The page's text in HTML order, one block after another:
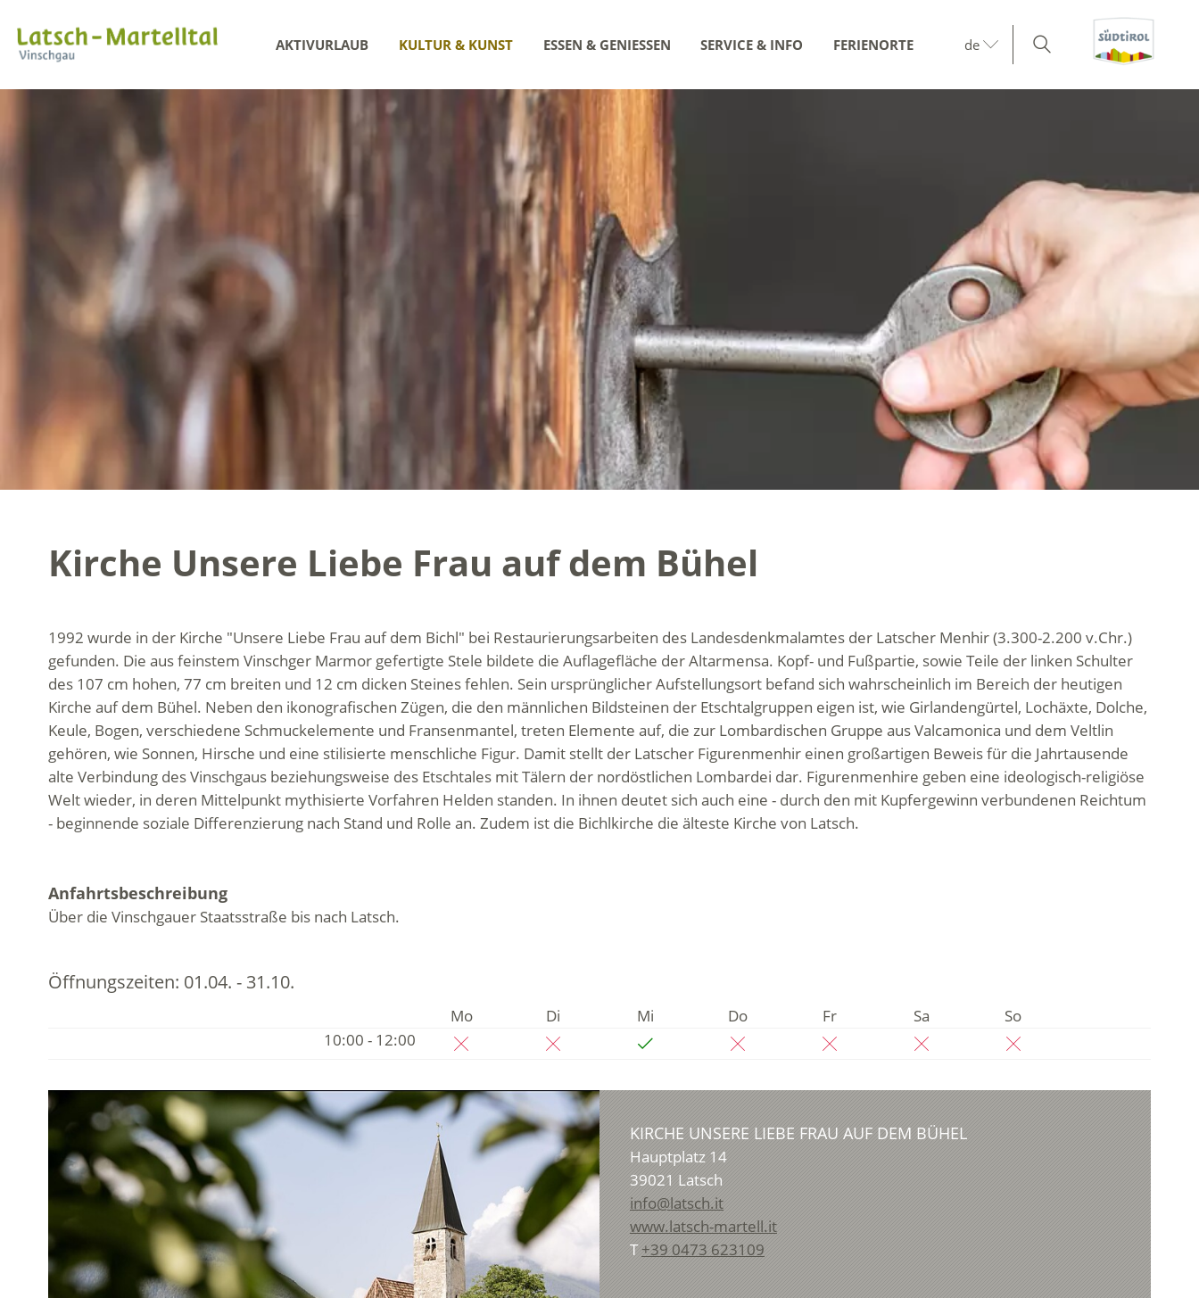
AKTIVURLAUB KULTUR & KUNST ESSEN & GENIESSEN SERVICE & INFO FERIENORTE de
Kirche Unsere Liebe Frau auf dem Bühel
1992 wurde in der Kirche "Unsere Liebe Frau auf dem Bichl" bei Restaurierungsarbeiten des Landesdenkmalamtes der Latscher Menhir (3.300-2.200 v.Chr.)
gefunden. Die aus feinstem Vinschger Marmor gefertigte Stele bildete die Auflagefläche der Altarmensa. Kopf- und Fußpartie, sowie Teile der linken Schulter
des 107 cm hohen, 77 cm breiten und 12 cm dicken Steines fehlen. Sein ursprünglicher Aufstellungsort befand sich wahrscheinlich im Bereich der heutigen
Kirche auf dem Bühel. Neben den ikonografischen Zügen, die den männlichen Bildsteinen der Etschtalgruppen eigen ist, wie Girlandengürtel, Lochäxte, Dolche,
Keule, Bogen, verschiedene Schmuckelemente und Fransenmantel, treten Elemente auf, die zur Lombardischen Gruppe aus Valcamonica und dem Veltlin
gehören, wie Sonnen, Hirsche und eine stilisierte menschliche Figur. Damit stellt der Latscher Figurenmenhir einen großartigen Beweis für die Jahrtausende
alte Verbindung des Vinschgaus beziehungsweise des Etschtales mit Tälern der nordöstlichen Lombardei dar. Figurenmenhire geben eine ideologisch-religiöse
Welt wieder, in deren Mittelpunkt mythisierte Vorfahren Helden standen. In ihnen deutet sich auch eine - durch den mit Kupfergewinn verbundenen Reichtum
- beginnende soziale Differenzierung nach Stand und Rolle an. Zudem ist die Bichlkirche die älteste Kirche von Latsch.
Anfahrtsbeschreibung
Über die Vinschgauer Staatsstraße bis nach Latsch.
Öffnungszeiten: 01.04. - 31.10.
Mo Di Mi Do Fr Sa
So
10:00 - 12:00
KIRCHE UNSERE LIEBE FRAU AUF DEM BÜHEL
Hauptplatz 14
39021 Latsch
info@latsch.it
www.latsch-martell.it
T+39 0473 623109